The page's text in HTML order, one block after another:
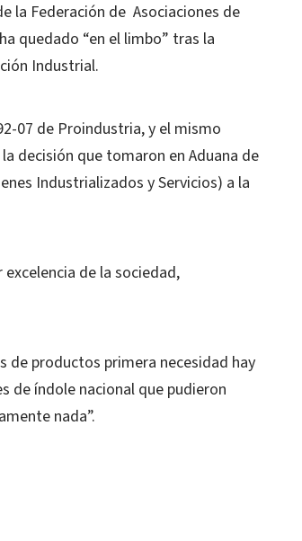
la Federación de Asociaciones de
quedado “en el limbo” tras la
Industrial.
07 de Proindustria, y el mismo
decisión que tomaron en Aduana de
Industrializados y Servicios) a la
de la sociedad,
de productos primera necesidad hay
de índole nacional que pudieron
nada”.